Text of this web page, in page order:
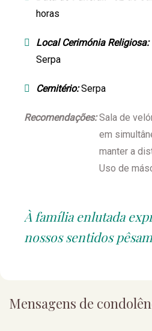
horas
Local Cerimónia Religiosa:
Serpa
Cemitério:Serpa
Recomendações: Sala de
em
manter a
Uso de
À família enlutada
nossos sentidos
Mensagens de